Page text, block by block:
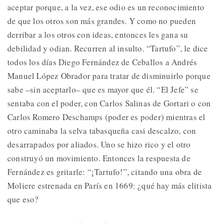
aceptar porque, a la vez, ese odio es un reconocimiento
de que los otros son más grandes. Y como no pueden
derribar a los otros con ideas, entonces les gana su
debilidad y odian. Recurren al insulto. “Tartufo”, le dice
todos los días Diego Fernández de Ceballos a Andrés
Manuel López Obrador para tratar de disminuirlo porque
sabe –sin aceptarlo– que es mayor que él. “El Jefe” se
sentaba con el poder, con Carlos Salinas de Gortari o con
Carlos Romero Deschamps (poder es poder) mientras el
otro caminaba la selva tabasqueña casi descalzo, con
desarrapados por aliados. Uno se hizo rico y el otro
construyó un movimiento. Entonces la respuesta de
Fernández es gritarle: “¡Tartufo!”, citando una obra de
Moliere estrenada en París en 1669: ¿qué hay más elitista
que eso?